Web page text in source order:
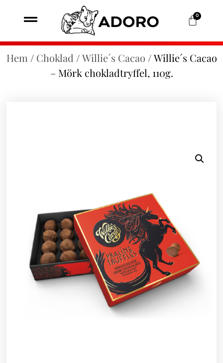
0
Hem / Choklad /Willie´s Cacao / Willie´s Cacao
– Mörk chokladtryffel, 110g.